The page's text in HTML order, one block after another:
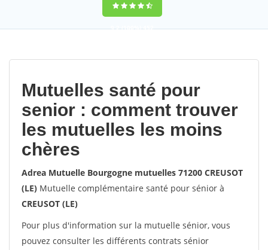
9,2(100%)452
Mutuelles santé pour
senior : comment trouver
les mutuelles les moins
chères
Adrea Mutuelle Bourgogne mutuelles 71200 CREUSOT
(LE) Mutuelle complémentaire santé pour sénior à
CREUSOT (LE)
Pour plus d'information sur la mutuelle sénior, vous
pouvez consulter les différents contrats sénior